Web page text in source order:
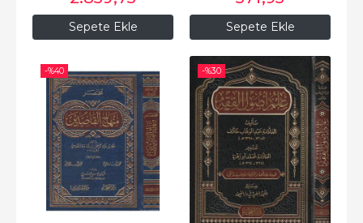
Sepete Ekle Sepete Ekle
-%40 -%30